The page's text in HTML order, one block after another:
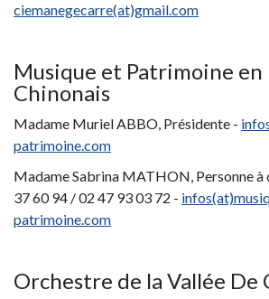
ciemanegecarre(at)gmail.com
Musique et Patrimoine en
Chinonais
Madame Muriel ABBO, Présidente -
patrimoine.com
Madame Sabrina MATHON, Personne
37 60 94 / 02 47 93 03 72 -
patrimoine.com
Orchestre de la Vallée De